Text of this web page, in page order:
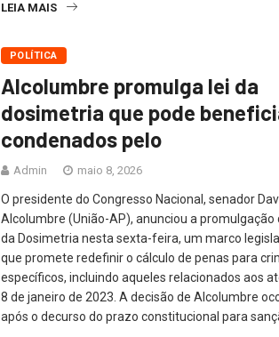
LEIA MAIS
POLÍTICA
Alcolumbre promulga lei da
dosimetria que pode
condenados pelo
Admin maio 8, 2026
O presidente do Congresso Nacional, senador
Alcolumbre (União-AP), anunciou a promulgação
da Dosimetria nesta sexta-feira, um marco
que promete redefinir o cálculo de penas para
específicos, incluindo aqueles relacionados aos
8 de janeiro de 2023. A decisão de Alcolumbre
após o decurso do prazo constitucional para